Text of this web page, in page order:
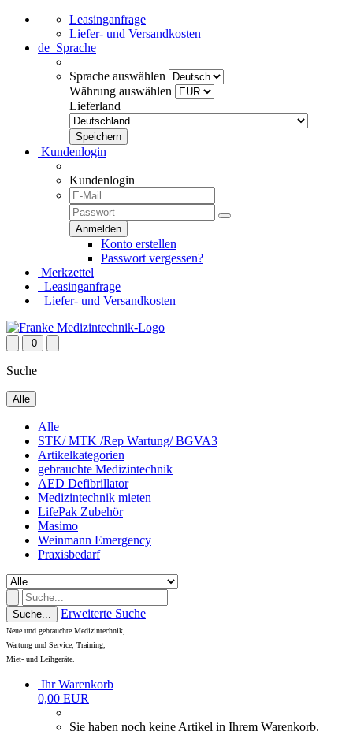
Leasinganfrage
Liefer- und Versandkosten
de Sprache
Sprache auswählen
Währung auswählen
Lieferland
Kundenlogin
Kundenlogin
Konto erstellen
Passwort vergessen?
Merkzettel
Leasinganfrage
Liefer- und Versandkosten
0
Suche
Alle
Alle
STK/ MTK /Rep Wartung/ BGVA3
Artikelkategorien
gebrauchte Medizintechnik
AED Defibrillator
Medizintechnik mieten
LifePak Zubehör
Masimo
Weinmann Emergency
Praxisbedarf
Suche... Erweiterte Suche
Neue und gebrauchte Medizintechnik,
Wartung und Service, Training,
Miet- und Leihgeräte.
Ihr Warenkorb
0,00 EUR
Sie haben noch keine Artikel in Ihrem Warenkorb.